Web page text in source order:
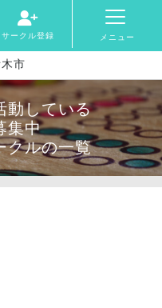
サークル登録 メニュー
市
動している
集中
クルの一覧